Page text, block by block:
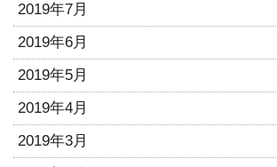
2019年7月
2019年6月
2019年5月
2019年4月
2019年3月